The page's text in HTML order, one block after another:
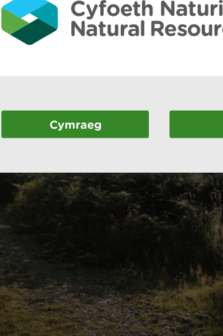
Cymraeg